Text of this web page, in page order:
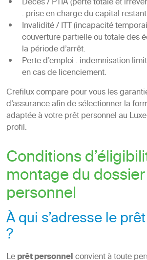
Décès / PTIA (perte totale et
: prise en charge du capital
Invalidité / ITT (incapacité
couverture partielle ou totale des
la période d’arrêt.
Perte d’emploi : indemnisation
en cas de licenciement.
Crefilux compare pour vous les
d’assurance afin de sélectionner la
adaptée à votre prêt personnel au
profil.
Conditions
montage du
personnel
À qui s’adresse le
?